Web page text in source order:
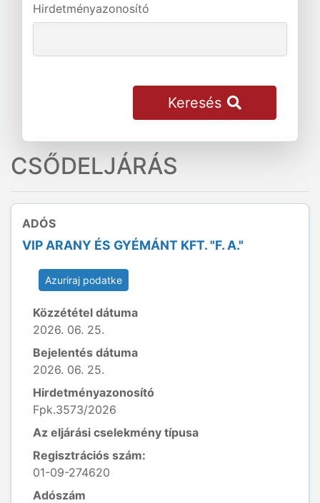
Hirdetményazonosító
Keresés
CSŐDELJÁRÁS
ADÓS
VIP ARANY ÉS GYÉMÁNT KFT. "F. A."
Azuriraj podatke
Közzététel dátuma
2026. 06. 25.
Bejelentés dátuma
2026. 06. 25.
Hirdetményazonosító
Fpk.3573/2026
Az eljárási cselekmény típusa
Regisztrációs szám:
01-09-274620
Adószám